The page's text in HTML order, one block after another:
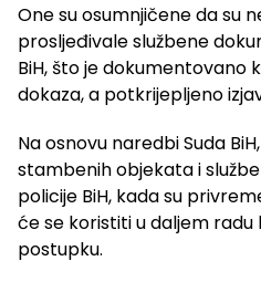
One su osumnjičene da su
prosljeđivale službene
BiH, što je dokumentovano
dokaza, a potkrijepljeno
Na osnovu naredbi Suda
stambenih objekata i
policije BiH, kada su
će se koristiti u daljem
postupku.